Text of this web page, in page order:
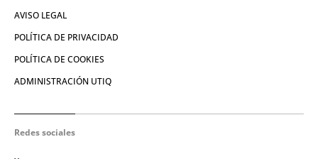
AVISO LEGAL
POLÍTICA DE PRIVACIDAD
POLÍTICA DE COOKIES
ADMINISTRACIÓN UTIQ
Redes sociales